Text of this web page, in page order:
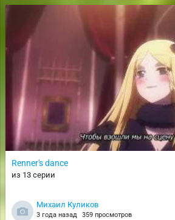
Renner's dance
из 13 серии
Михаил Куликов
3 года назад 359 просмотров